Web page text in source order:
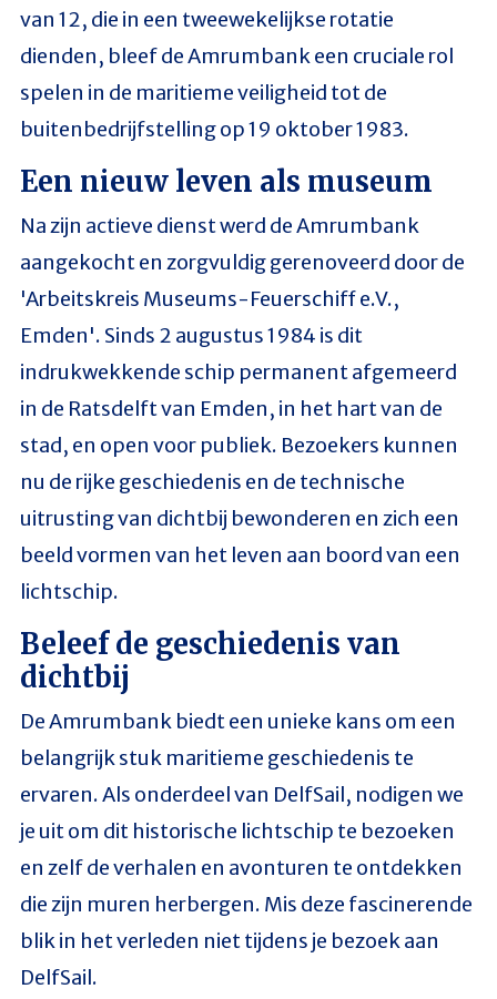
van 12, die in een tweewekelijkse rotatie
dienden, bleef de Amrumbank een cruciale rol
spelen in de maritieme veiligheid tot de
buitenbedrijfstelling op 19 oktober 1983.
Een nieuw leven als museum
Na zijn actieve dienst werd de Amrumbank
aangekocht en zorgvuldig gerenoveerd door de
'Arbeitskreis Museums-Feuerschiff e.V.,
Emden'. Sinds 2 augustus 1984 is dit
indrukwekkende schip permanent afgemeerd
in de Ratsdelft van Emden, in het hart van de
stad, en open voor publiek. Bezoekers kunnen
nu de rijke geschiedenis en de technische
uitrusting van dichtbij bewonderen en zich een
beeld vormen van het leven aan boord van een
lichtschip.
Beleef de geschiedenis van
dichtbij
De Amrumbank biedt een unieke kans om een
belangrijk stuk maritieme geschiedenis te
ervaren. Als onderdeel van DelfSail, nodigen we
je uit om dit historische lichtschip te bezoeken
en zelf de verhalen en avonturen te ontdekken
die zijn muren herbergen. Mis deze fascinerende
blik in het verleden niet tijdens je bezoek aan
DelfSail.